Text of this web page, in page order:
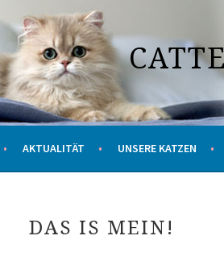
AKTUALITÄT UNSERE KATZEN
DAS IS MEIN!